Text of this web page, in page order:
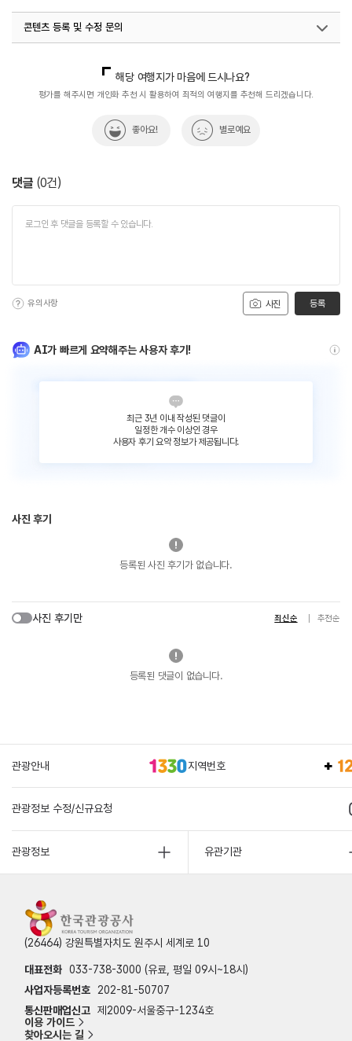
콘텐츠 등록 및 수정 문의
지역콘텐츠육성팀(반려동물동반여행)
02-7299-582
해당 여행지가 마음에 드시나요?
평가를 해주시면 개인화 추천 시 활용하여 최적의 여행지를 추천해 드리겠습니다.
좋아요! 별로예요
댓글 (0건)
사진
유의사항 등록
AI가 빠르게 요약해주는 사용자 후기!
최근 3년 이내 작성된 댓글이
일정한 개수 이상인 경우
사용자 후기 요약 정보가 제공됩니다.
사진 후기
등록된 사진 후기가 없습니다.
사진 후기만 최신순 추천순
등록된 댓글이 없습니다.
관광안내 지역번호
관광정보 수정/신규요청
관광정보 유관기관
(26464) 강원특별자치도 원주시 세계로 10
대표전화 033-738-3000 (유료, 평일 09시~18시)
사업자등록번호
202-81-50707
통신판매업신고 제2009-서울중구-1234호
이용 가이드
찾아오시는 길